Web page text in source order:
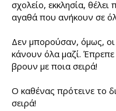
σχολείο, εκκλησία,
αγαθά που ανήκουν σε
Δεν μπορούσαν, όμως,
κάνουν όλα μαζί.
βρουν με ποια σειρά!
Ο καθένας πρότεινε το
σειρά!